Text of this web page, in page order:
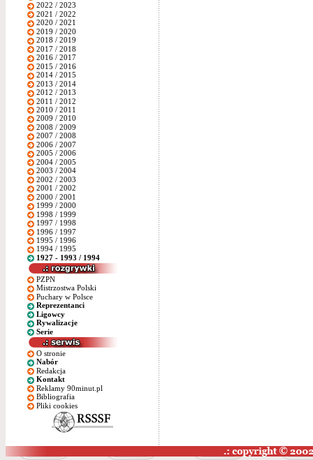
2022 / 2023
2021 / 2022
2020 / 2021
2019 / 2020
2018 / 2019
2017 / 2018
2016 / 2017
2015 / 2016
2014 / 2015
2013 / 2014
2012 / 2013
2011 / 2012
2010 / 2011
2009 / 2010
2008 / 2009
2007 / 2008
2006 / 2007
2005 / 2006
2004 / 2005
2003 / 2004
2002 / 2003
2001 / 2002
2000 / 2001
1999 / 2000
1998 / 1999
1997 / 1998
1996 / 1997
1995 / 1996
1994 / 1995
1927 - 1993 / 1994
PZPN
Mistrzostwa Polski
Puchary w Polsce
Reprezentanci
Ligowcy
Rywalizacje
Serie
O stronie
Nabór
Redakcja
Kontakt
Reklamy 90minut.pl
Bibliografia
Pliki cookies